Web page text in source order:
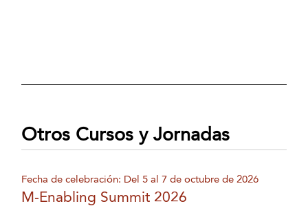
Otros Cursos y Jornadas
Fecha de celebración: Del 5 al 7 de octubre de 2026
M-Enabling Summit 2026